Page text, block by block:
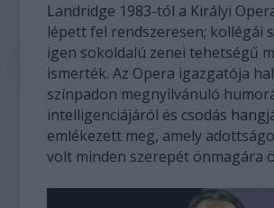
Landridge 1983-tól a Királyi
lépett fel rendszeresen; kollégái
igen sokoldalú zenei tehetségű
ismerték. Az Opera igazgatója
színpadon megnyilvánuló
intelligenciájáról és csodás
emlékezett meg, amely
volt minden szerepét önmagára